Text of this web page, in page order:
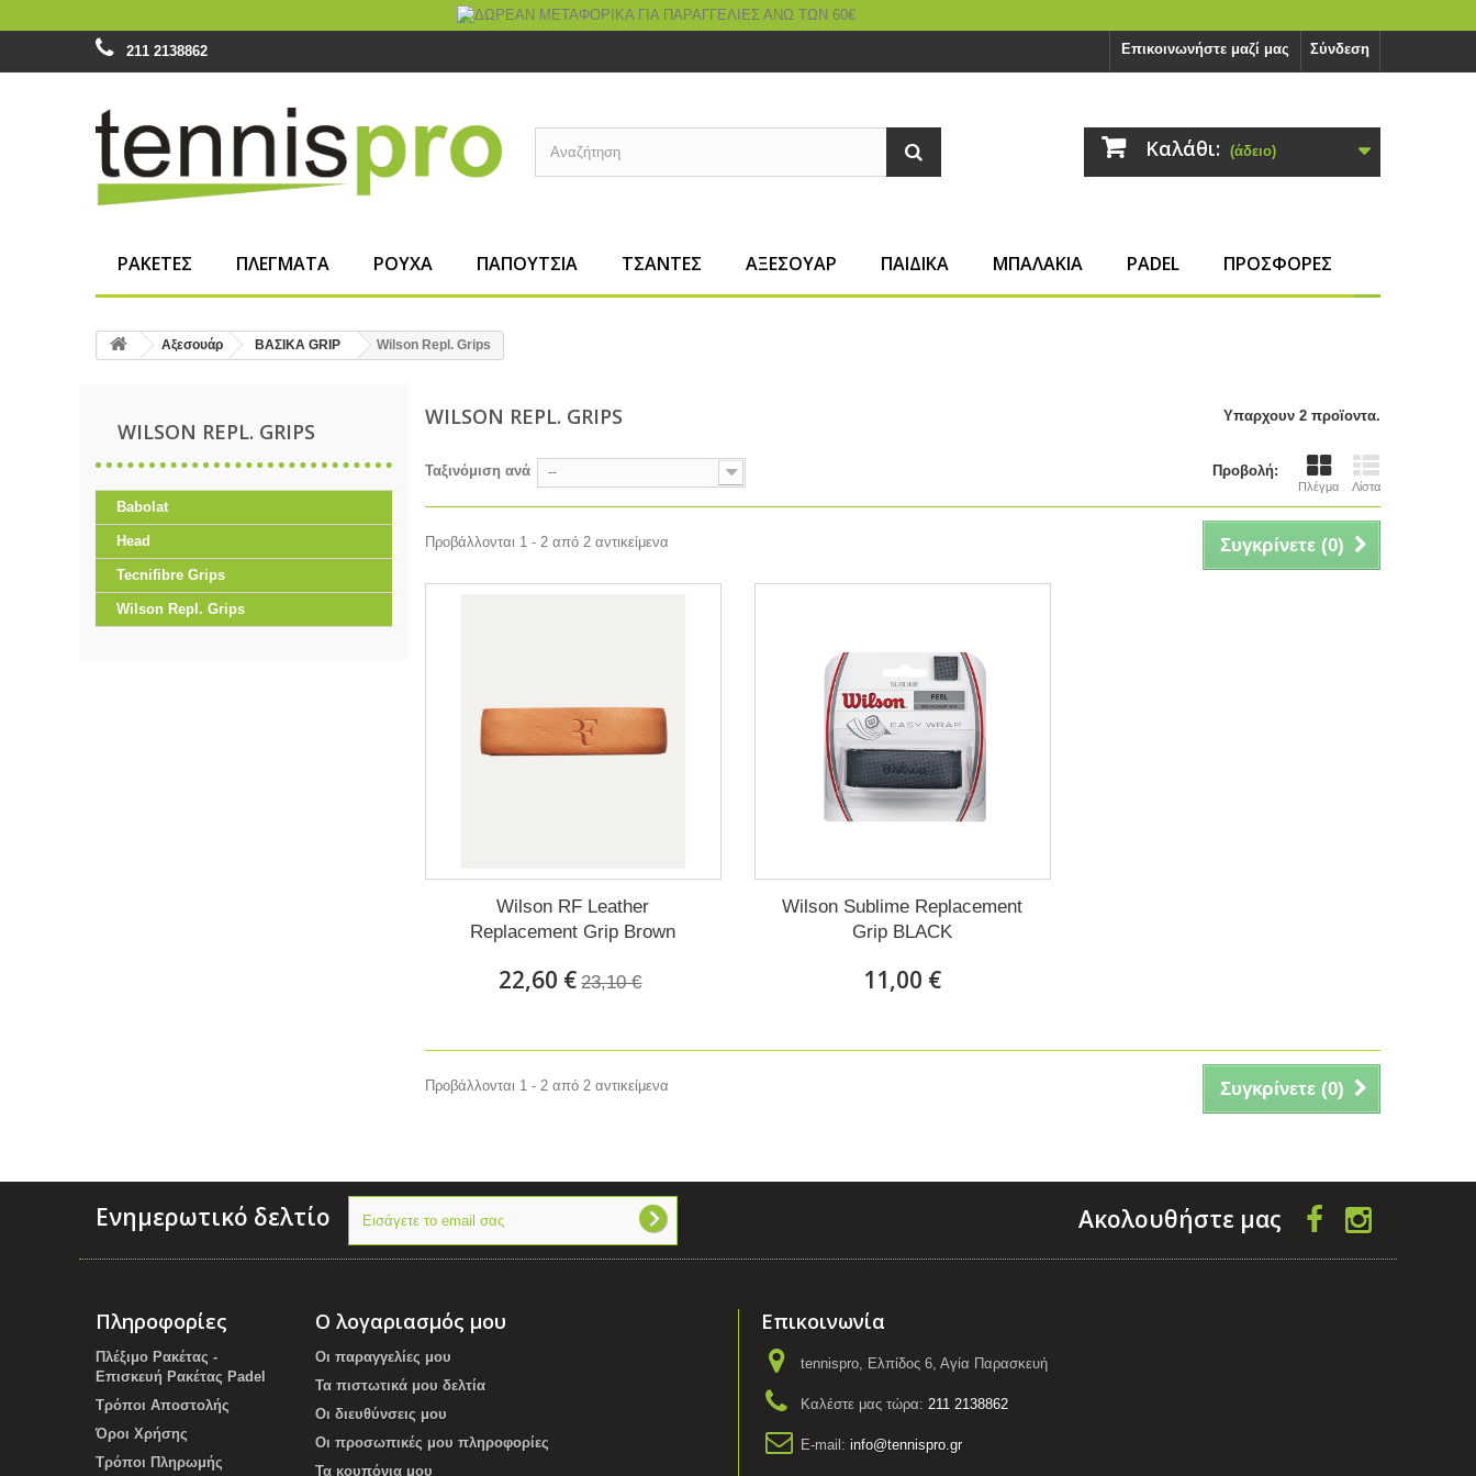
Σύνδεση
Επικοινωνήστε μαζί μας
211 2138862
Καλάθι: (άδειο)
ΡΑΚΕΤΕΣ ΠΛΕΓΜΑΤΑ ΡΟΥΧΑ ΠΑΠΟΥΤΣΙΑ ΤΣΑΝΤΕΣ ΑΞΕΣΟΥΑΡ ΠΑΙΔΙΚΑ ΜΠΑΛΑΚΙΑ PADEL ΠΡΟΣΦΟΡΕΣ
Αξεσουάρ ΒΑΣΙΚΑ GRIP Wilson Repl. Grips
WILSON REPL. GRIPS
Babolat
Head
Tecnifibre Grips
Wilson Repl. Grips
WILSON REPL. GRIPS Υπαρχουν 2 προϊοντα.
Προβολή:
Πλέγμα Λίστα
Ταξινόμιση ανά --
Συγκρίνετε (0)
Προβάλλονται 1 - 2 από 2 αντικείμενα
Wilson RF Leather
Replacement Grip Brown
22,60 € 23,10 €
Wilson Sublime Replacement
Grip BLACK
11,00 €
Συγκρίνετε (0)
Προβάλλονται 1 - 2 από 2 αντικείμενα
Ενημερωτικό δελτίο Aκολουθήστε μας
Πληροφορίες
Πλέξιμο Ρακέτας -
Επισκευή Ρακέτας Padel
Τρόποι Αποστολής
Όροι Χρήσης
Τρόποι Πληρωμής
Ο λογαριασμός μου
Οι παραγγελίες μου
Τα πιστωτικά μου δελτία
Οι διευθύνσεις μου
Οι προσωπικές μου πληροφορίες
Τα κουπόνια μου
Επικοινωνία
tennispro, Ελπίδος 6, Αγία Παρασκευή
Καλέστε μας τώρα: 211 2138862
E-mail: info@tennispro.gr